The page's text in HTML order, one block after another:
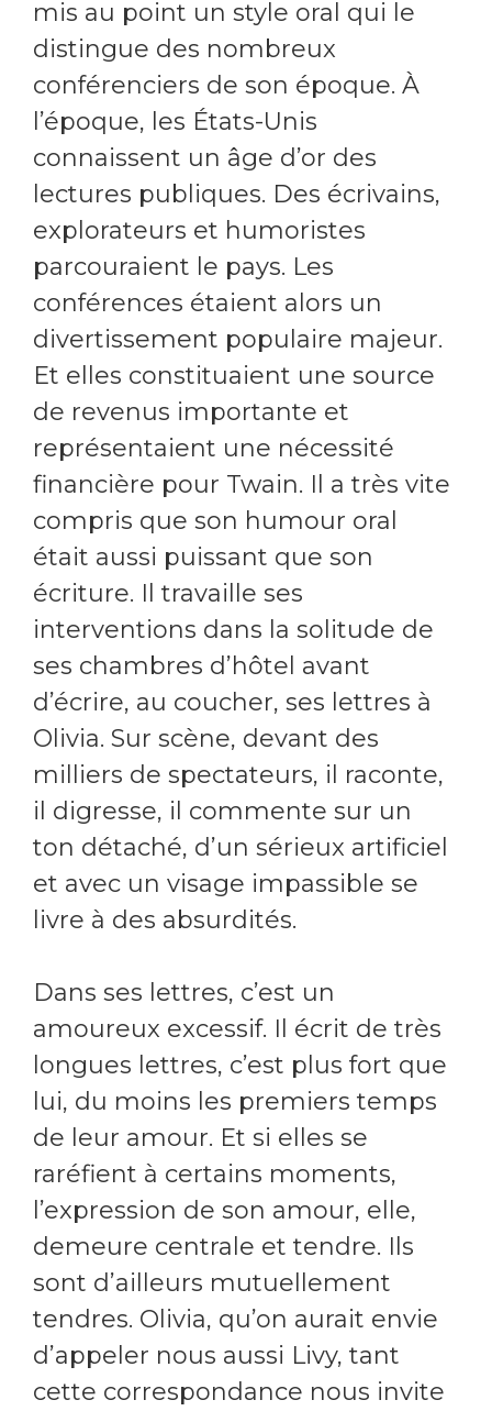
mis au point un style oral qui le
distingue des nombreux
conférenciers de son époque. À
l’époque, les États-Unis
connaissent un âge d’or des
lectures publiques. Des écrivains,
explorateurs et humoristes
parcouraient le pays. Les
conférences étaient alors un
divertissement populaire majeur.
Et elles constituaient une source
de revenus importante et
représentaient une nécessité
financière pour Twain. Il a très vite
compris que son humour oral
était aussi puissant que son
écriture. Il travaille ses
interventions dans la solitude de
ses chambres d’hôtel avant
d’écrire, au coucher, ses lettres à
Olivia. Sur scène, devant des
milliers de spectateurs, il raconte,
il digresse, il commente sur un
ton détaché, d’un sérieux artificiel
et avec un visage impassible se
livre à des absurdités.
Dans ses lettres, c’est un
amoureux excessif. Il écrit de très
longues lettres, c’est plus fort que
lui, du moins les premiers temps
de leur amour. Et si elles se
raréfient à certains moments,
l’expression de son amour, elle,
demeure centrale et tendre. Ils
sont d’ailleurs mutuellement
tendres. Olivia, qu’on aurait envie
d’appeler nous aussi Livy, tant
cette correspondance nous invite